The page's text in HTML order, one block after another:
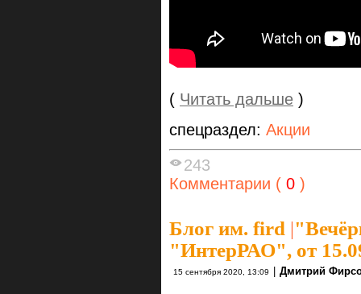
( Читать дальше )
спецраздел: Акции
243
Комментарии ( 0 )
Блог им. fird |
"ИнтерРАО", от
15 сентября 2020, 13:09 Дмитрий